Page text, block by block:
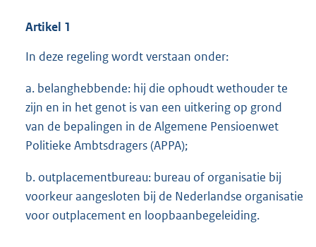
Artikel 1
In deze regeling wordt verstaan onder:
a. belanghebbende: hij die ophoudt wethouder te
zijn en in het genot is van een uitkering op grond
van de bepalingen in de Algemene Pensioenwet
Politieke Ambtsdragers (APPA);
b. outplacementbureau: bureau of organisatie bij
voorkeur aangesloten bij de Nederlandse organisatie
voor outplacement en loopbaanbegeleiding.